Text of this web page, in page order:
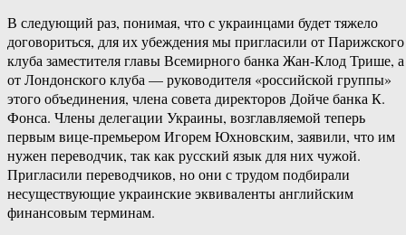
В следующий раз, понимая, что с украинцами будет тяжело
договориться, для их убеждения мы пригласили от Парижского
клуба заместителя главы Всемирного банка Жан-Клод Трише, а
от Лондонского клуба — руководителя «российской группы»
этого объединения, члена совета директоров Дойче банка К.
Фонса. Члены делегации Украины, возглавляемой теперь
первым вице-премьером Игорем Юхновским, заявили, что им
нужен переводчик, так как русский язык для них чужой.
Пригласили переводчиков, но они с трудом подбирали
несуществующие украинские эквиваленты английским
финансовым терминам.